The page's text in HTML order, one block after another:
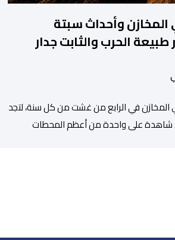
وأحداث سبتة
طبيعة الحرب والثابت جدار
في الرابع من غشت من كل سنة، لتجد
شاهدة على واحدة من أعظم المحطات